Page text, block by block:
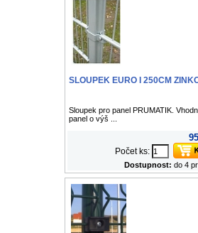
SLOUPEK EURO I 250CM
Sloupek pro panel PRUMATIK.
panel o výš ...
Počet ks:
Dostupnost: do 4